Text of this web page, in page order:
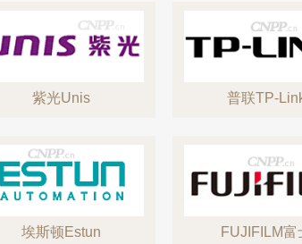
紫光Unis 普联TP-
埃斯顿Estun FUJIFILM富